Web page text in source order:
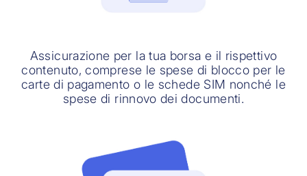
Assicurazione per la tua borsa e il rispettivo
contenuto, comprese le spese di blocco per le
carte di pagamento o le schede SIM nonché le
spese di rinnovo dei documenti.